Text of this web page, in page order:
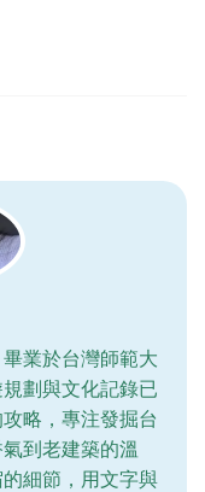
業於台灣師範大
劃與文化記錄已
略，專注發掘台
到老建築的溫
細節，用文字與